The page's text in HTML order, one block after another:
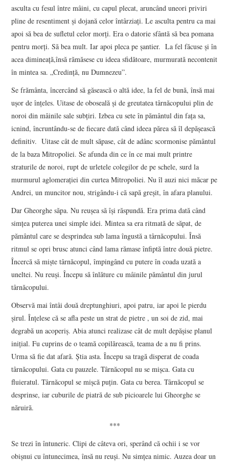
asculta cu fesul între mâini, cu capul plecat, aruncând uneori priviri
pline de resentiment și dojană celor întârziați. Le asculta pentru ca mai
apoi să bea de sufletul celor morți. Era o datorie sfântă să bea pomana
pentru morți. Să bea mult. Iar apoi pleca pe șantier. La fel făcuse și în
acea dimineață,însă rămăsese cu ideea sfidătoare, murmurată necontenit
în mintea sa. „Credință, nu Dumnezeu”.
Se frământa, încercând să găsească o altă idee, la fel de bună, însă mai
ușor de înțeles. Uitase de oboseală și de greutatea târnăcopului plin de
noroi din mâinile sale subțiri. Izbea cu sete în pământul din fața sa,
icnind, încruntându-se de fiecare dată când ideea părea să îl depășească
definitiv. Uitase cât de mult săpase, cât de adânc scormonise pământul
de la baza Mitropoliei. Se afunda din ce în ce mai mult printre
straturile de noroi, rupt de urletele colegilor de pe schele, surd la
murmurul aglomerației din curtea Mitropoliei. Nu îl auzi nici măcar pe
Andrei, un muncitor nou, strigându-i că sapă greșit, în afara planului.
Dar Gheorghe săpa. Nu reușea să își răspundă. Era prima dată când
simțea puterea unei simple idei. Mintea sa era ritmată de săpat, de
pământul care se desprindea sub lama îngustă a târnăcopului. Însă
ritmul se opri brusc atunci când lama rămase înfiptă între două pietre.
Încercă să miște târnăcopul, împingând cu putere în coada uzată a
uneltei. Nu reuși. Începu să înlăture cu mâinile pământul din jurul
târnăcopului.
Observă mai întâi două dreptunghiuri, apoi patru, iar apoi le pierdu
șirul. Înțelese că se afla peste un strat de pietre , un soi de zid, mai
degrabă un acoperiș. Abia atunci realizase cât de mult depășise planul
inițial. Fu cuprins de o teamă copilărească, teama de a nu fi prins.
Urma să fie dat afară. Știa asta. Începu sa tragă disperat de coada
târnăcopului. Gata cu pauzele. Târnăcopul nu se mișca. Gata cu
fluieratul. Târnăcopul se mișcă puțin. Gata cu berea. Târnăcopul se
desprinse, iar cuburile de piatră de sub picioarele lui Gheorghe se
năruiră.
***
Se trezi în întuneric. Clipi de câteva ori, sperând că ochii i se vor
obișnui cu întunecimea, însă nu reuși. Nu simțea nimic. Auzea doar un